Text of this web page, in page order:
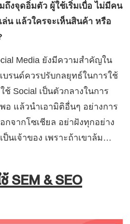
งจุดอิ่มตัว ผู้ใช้เริ่มเบื่อ ไม่มีคน
ล่น แล้วใครจะเห็นสินค้า หรือ
Media ยังมีความสำคัญใน
บรนด์ควรปรับกลยุทธ์ในการใช้
ช้ Social เป็นตัวกลางในการ
อ แล้วนำเอามิติอื่นๆ อย่างการ
กจากโซเชียล อย่าฝังทุกอย่าง
นเจ้าของ เพราะถ้าเขาล้ม…
ช้ SEM & SEO